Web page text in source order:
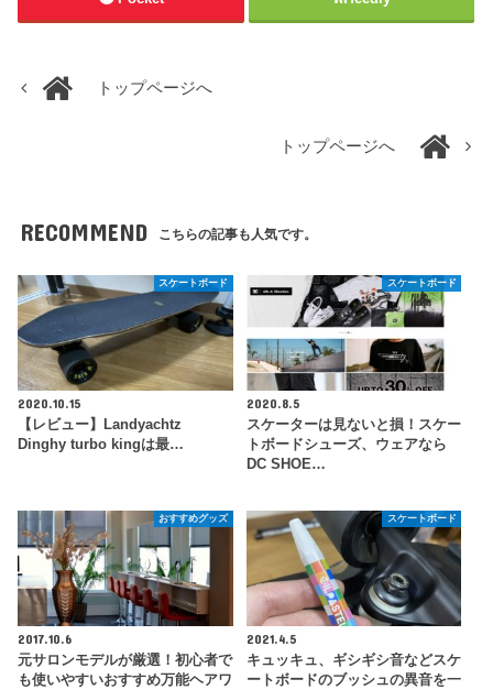
トップページへ
トップページへ
RECOMMEND こちらの記事も人気です。
スケートボード
2020.10.15
【レビュー】Landyachtz
Dinghy turbo kingは最…
スケートボード
2020.8.5
スケーターは見ないと損！スケー
トボードシューズ、ウェアなら
DC SHOE…
おすすめグッズ
2017.10.6
元サロンモデルが厳選！初心者で
も使いやすいおすすめ万能ヘアワ
スケートボード
2021.4.5
キュッキュ、ギシギシ音などスケ
ートボードのブッシュの異音を一